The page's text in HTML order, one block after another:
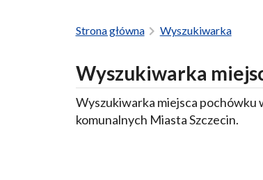
Strona główna Wyszukiwarka
Wyszukiwarka
Wyszukiwarka miejsca pochówku
komunalnych Miasta Szczecin.